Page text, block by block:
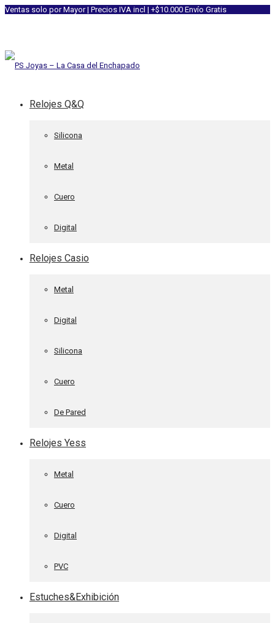
Ventas solo por Mayor | Precios IVA incl | +$10.000 Envío Gratis
Relojes Q&Q
Silicona
Metal
Cuero
Digital
Relojes Casio
Metal
Digital
Silicona
Cuero
De Pared
Relojes Yess
Metal
Cuero
Digital
PVC
Estuches&Exhibición